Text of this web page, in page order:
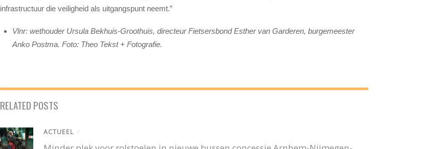
infrastructuur die veiligheid als uitgangspunt neemt.”
Vlnr: wethouder Ursula Bekhuis-Groothuis, directeur Fietsersbond Esther van Garderen, burgemeester
Anko Postma. Foto: Theo Tekst + Fotografie.
RELATED POSTS
ACTUEEL /